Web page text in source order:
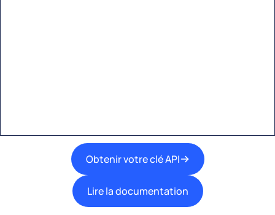
Obtenir votre clé API
Lire la documentation